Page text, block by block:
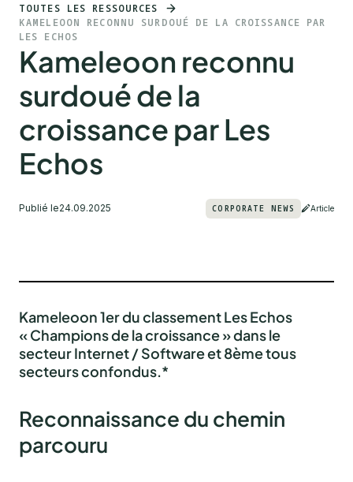
TOUTES LES RESSOURCES
KAMELEOON RECONNU SURDOUÉ DE LA CROISSANCE PAR
LES ECHOS
Kameleoon reconnu
surdoué de la
croissance par Les
Echos
Publié le24.09.2025 CORPORATE NEWS Article
Kameleoon 1er du classement Les Echos
« Champions de la croissance » dans le
secteur Internet / Software et 8ème tous
secteurs confondus.*
Reconnaissance du chemin
parcouru